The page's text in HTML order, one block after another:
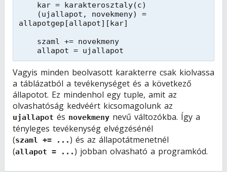
kar = karakterosztaly(c)
(ujallapot, novekmeny) =
allapotgep[allapot][kar]
szaml += novekmeny
allapot = ujallapot
Vagyis minden beolvasott karakterre csak kiolvassa
a táblázatból a tevékenységet és a következő
állapotot. Ez mindenhol egy tuple, amit az
olvashatóság kedvéért kicsomagolunk az
ujallapot és novekmeny nevű változókba. Így a
tényleges tevékenység elvégzésénél
(szaml += ...) és az állapotátmenetnél
(allapot = ...) jobban olvasható a programkód.